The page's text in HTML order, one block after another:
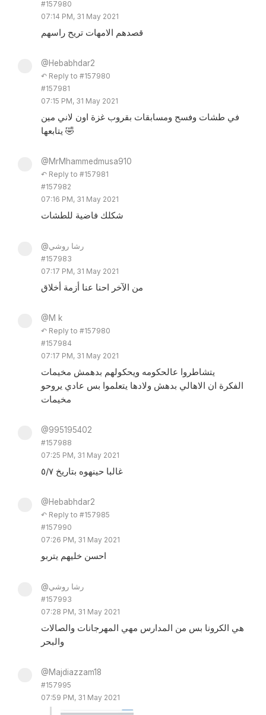
#157980
07:14 PM, 31 May 2021
قصدهم الامهات تريح راسهم
@Hebabhdar2
↶ Reply to #157980
#157981
07:15 PM, 31 May 2021
في طشات وفسح ومسابقات بقروب غزة اون لاني مين
يتابعها 🤣
@MrMhammedmusa910
↶ Reply to #157981
#157982
07:16 PM, 31 May 2021
شكلك فاضية للطشات
@رشا روشي
#157983
07:17 PM, 31 May 2021
من الآخر احنا عنا أزمة أخلاق
@M k
↶ Reply to #157980
#157984
07:17 PM, 31 May 2021
يتشاطروا عالحكومه ويحكولهم بدهمش مخيمات
الفكرة ان الاهالي بدهش ولادها يتعلموا بس عادي يروحو
مخيمات
@995195402
#157988
07:25 PM, 31 May 2021
غالبا حينهوه بتاريخ ٥/٧
@Hebabhdar2
↶ Reply to #157985
#157990
07:26 PM, 31 May 2021
احسن خليهم يتربو
@رشا روشي
#157993
07:28 PM, 31 May 2021
هي الكرونا بس من المدارس مهي المهرجانات والصالات
والبحر
@Majdiazzam18
#157995
07:59 PM, 31 May 2021